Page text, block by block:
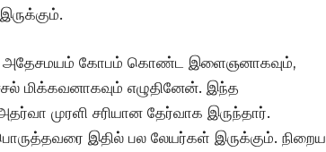
அதேசமயம் கோபம் கொண்ட இளைஞனாகவும்,
மிக்கவனாகவும் எழுதினேன். இந்த
முரளி சரியான தேர்வாக இருந்தார்.
இதில் பல லேயர்கள் இருக்கும். நிறைய